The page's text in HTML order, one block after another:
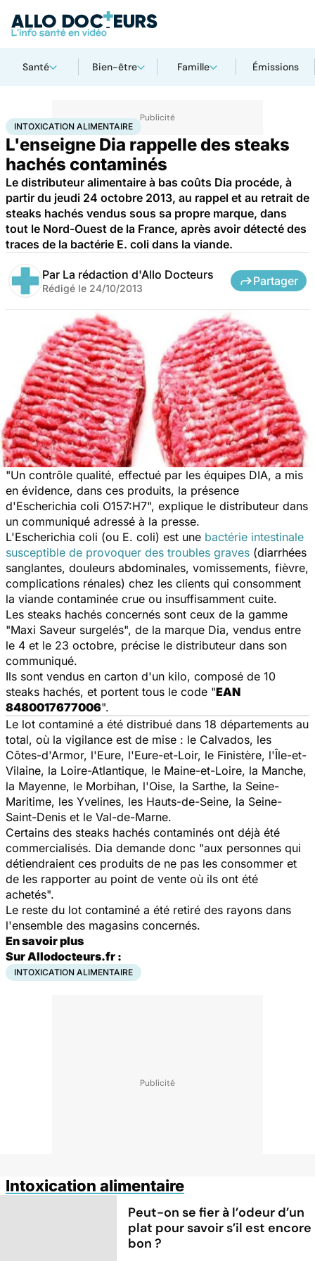
Santé Bien-être Famille Émissions
AccueilSantéIntoxication alimentaire
INTOXICATION ALIMENTAIRE
L'enseigne Dia rappelle des steaks
hachés contaminés
Le distributeur alimentaire à bas coûts Dia procéde, à
partir du jeudi 24 octobre 2013, au rappel et au retrait de
steaks hachés vendus sous sa propre marque, dans
tout le Nord-Ouest de la France, après avoir détecté des
traces de la bactérie E. coli dans la viande.
Par La rédaction d'Allo Docteurs
Rédigé le 24/10/2013
Partager
"Un contrôle qualité, effectué par les équipes DIA, a mis
en évidence, dans ces produits, la présence
d'Escherichia coli O157:H7", explique le distributeur dans
un communiqué adressé à la presse.
L'Escherichia coli (ou E. coli) est une bactérie intestinale
susceptible de provoquer des troubles graves (diarrhées
sanglantes, douleurs abdominales, vomissements, fièvre,
complications rénales) chez les clients qui consomment
la viande contaminée crue ou insuffisamment cuite.
Les steaks hachés concernés sont ceux de la gamme
"Maxi Saveur surgelés", de la marque Dia, vendus entre
le 4 et le 23 octobre, précise le distributeur dans son
communiqué.
Ils sont vendus en carton d'un kilo, composé de 10
steaks hachés, et portent tous le code "EAN
8480017677006".
Le lot contaminé a été distribué dans 18 départements au
total, où la vigilance est de mise : le Calvados, les
Côtes-d'Armor, l'Eure, l'Eure-et-Loir, le Finistère, l'Île-et-
Vilaine, la Loire-Atlantique, le Maine-et-Loire, la Manche,
la Mayenne, le Morbihan, l'Oise, la Sarthe, la Seine-
Maritime, les Yvelines, les Hauts-de-Seine, la Seine-
Saint-Denis et le Val-de-Marne.
Certains des steaks hachés contaminés ont déjà été
commercialisés. Dia demande donc "aux personnes qui
détiendraient ces produits de ne pas les consommer et
de les rapporter au point de vente où ils ont été
achetés".
Le reste du lot contaminé a été retiré des rayons dans
l'ensemble des magasins concernés.
En savoir plus
Sur Allodocteurs.fr :
INTOXICATION ALIMENTAIRE
Intoxication alimentaire
Peut-on se fier à l’odeur d’un
plat pour savoir s’il est encore
bon ?